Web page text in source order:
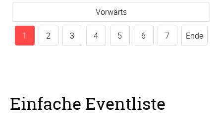
Vorwärts
1 2 3 4 5 6 7 Ende
Einfache Eventliste